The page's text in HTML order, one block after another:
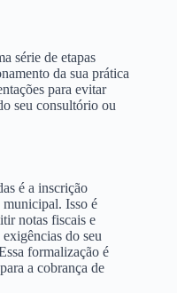
série de etapas
da sua prática
para evitar
seu consultório ou
é a inscrição
municipal. Isso é
notas fiscais e
do seu
formalização é
a cobrança de